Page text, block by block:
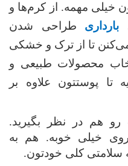
خیلی مهمه. از کرم‌ها و
بارداری طراحی شدن
می‌کنن تا از ترک‌ و خشکی
محصولات طبیعی و
تا پوستتون علاوه بر
هم در نظر بگیرید.
خیلی خوبه. هم به
سلامتی کلی خودتون.